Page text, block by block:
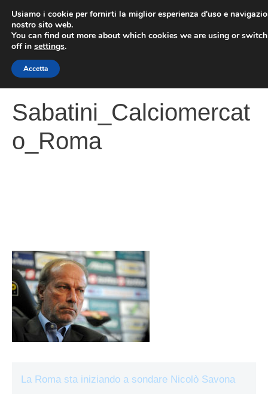
contenuto
Sabatini_Calciomercat
o_Roma
La Roma sta iniziando a sondare Nicolò Savona
Usiamo i cookie per fornirti la miglior esperienza d'uso e
nostro sito web.
You can find out more about which cookies we are using or
off in settings.
Accetta